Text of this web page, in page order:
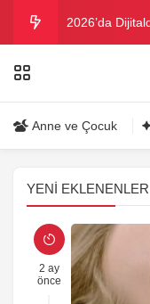
2026’da
Anne ve Çocuk
YENI EKLENENLER
2 ay
önce